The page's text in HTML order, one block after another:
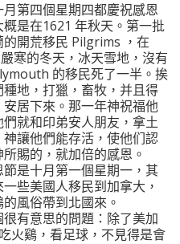
第四個星期四都慶祝感恩
是在1621 年秋天。第一批
開荒移民 Pilgrims ，在
寒的冬天，冰天雪地，沒有
的移民死了一半。挨
地，打獵，畜牧，并且得
居下來。那一年神祝福他
就和印弟安人朋友，拿土
讓他們能存活，使他们認
賜的，就加倍的感恩。
是十月第一個星期一，其
些美國人移民到加拿大，
風俗帶到北國來。
有意思的問題：除了美加
火鷄，看足球，不見得是會